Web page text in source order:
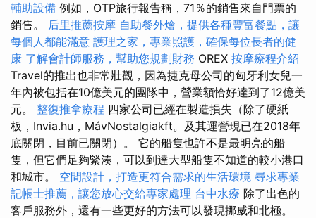
輔助設備 例如，OTP旅行報告稱，71％的銷售來自門票的
銷售。 后里推薦按摩 自助餐外燴，提供各種豐富餐點，讓
每個人都能滿意 護理之家，專業照護，確保每位長者的健
康 了解會計師服務，幫助您規劃財務 OREX 按摩療程介紹
Travel的推出也非常壯觀，因為捷克母公司的匈牙利女兒一
年內被包括在10億美元的團隊中，營業額恰好達到了12億美
元。 整復推拿療程 四家公司已經在製造損失（除了硬紙
板，Invia.hu，MávNostalgiakft。及其運營現已在2018年
底關閉，目前已關閉）。 它的船隻也許不是最明亮的船
隻，但它們足夠緊湊，可以到達大型船隻不知道的較小港口
和城市。 空間設計，打造更符合需求的生活環境 尋求專業
記帳士推薦，讓您放心交給專家處理 台中水療 除了出色的
客戶服務外，還有一些更好的方法可以發現挪威和北極。